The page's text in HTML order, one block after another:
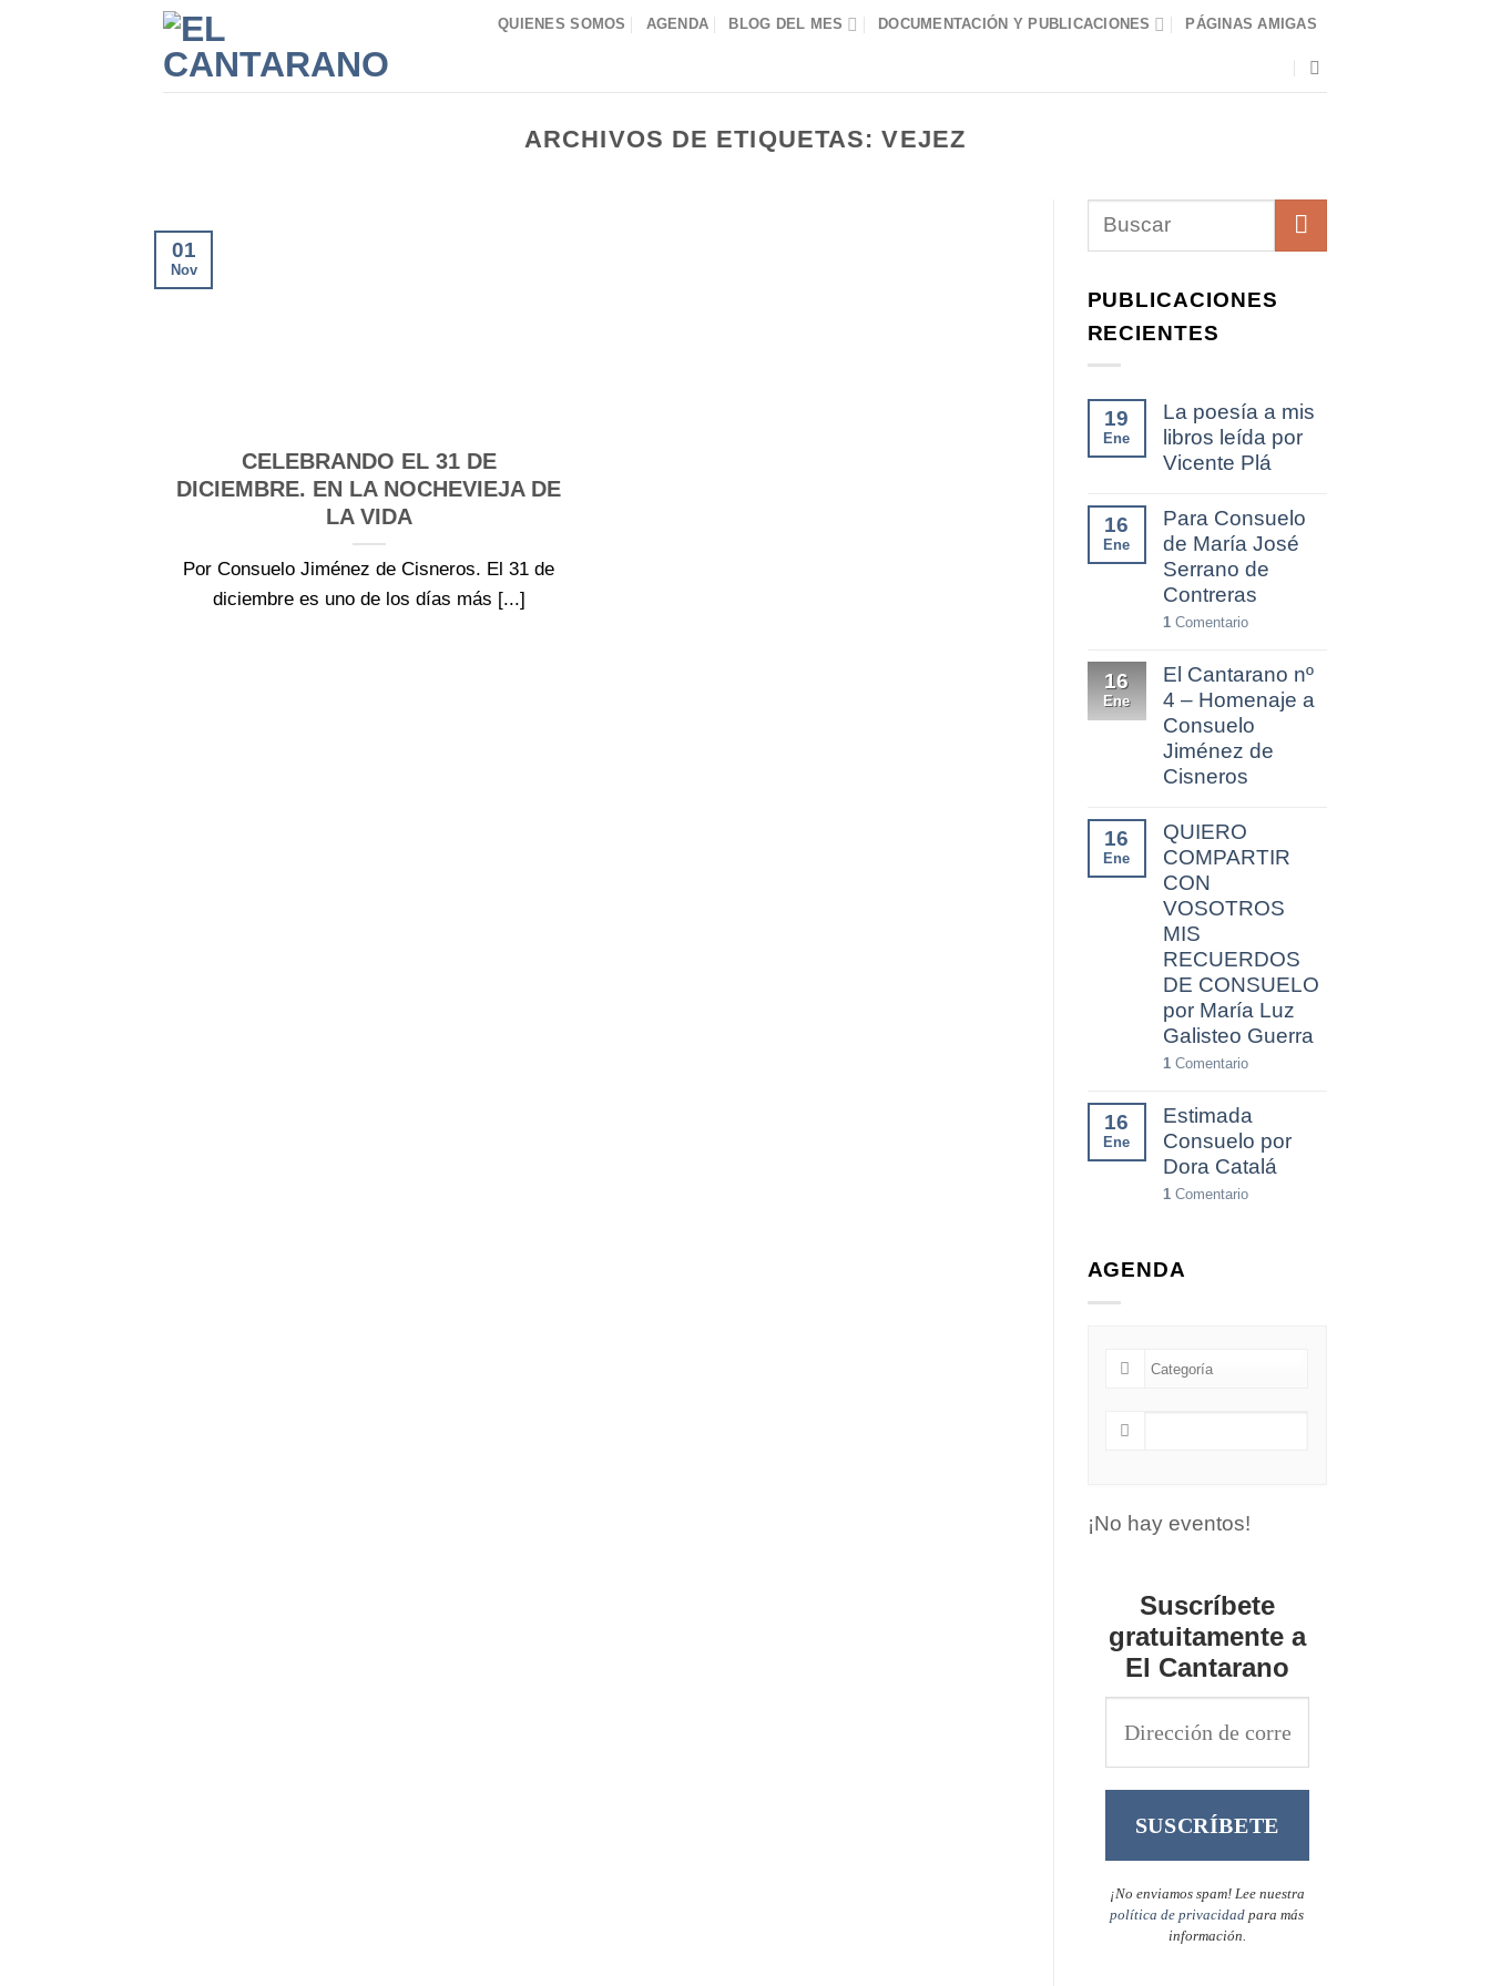
QUIENES SOMOS AGENDA BLOG DEL MES DOCUMENTACIÓN Y PUBLICACIONES PÁGINAS AMIGAS
ARCHIVOS DE ETIQUETAS:VEJEZ
CELEBRANDO EL 31 DE
DICIEMBRE. EN LA NOCHEVIEJA DE
LA VIDA
Por Consuelo Jiménez de Cisneros. El 31 de
diciembre es uno de los días más [...]
01
Nov
PUBLICACIONES
RECIENTES
19
Ene
La poesía a mis
libros leída por
Vicente Plá
16
Ene
Para Consuelo
de María José
Serrano de
Contreras
1Comentario
16
Ene
El Cantarano nº
4 – Homenaje a
Consuelo
Jiménez de
Cisneros
16
Ene
QUIERO
COMPARTIR
CON
VOSOTROS
MIS
RECUERDOS
DE CONSUELO
por María Luz
Galisteo Guerra
1Comentario
16
Ene
Estimada
Consuelo por
Dora Catalá
1Comentario
AGENDA
¡No hay eventos!
Suscríbete
gratuitamente a
El Cantarano
¡No enviamos spam! Lee nuestra
política de privacidad para más
información.